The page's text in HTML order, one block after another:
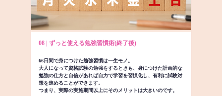
08 | ずっと使える勉強習慣術(終了後)
66日間で身につけた勉強習慣は一生モノ。
大人になって資格試験の勉強をするときも、身につけた計画的な
勉強の仕方と自信があれば自力で学習を習慣化し、有利に試験対
策を進めることができます。
つまり、実際の実施期間以上にそのメリットは大きいのです。